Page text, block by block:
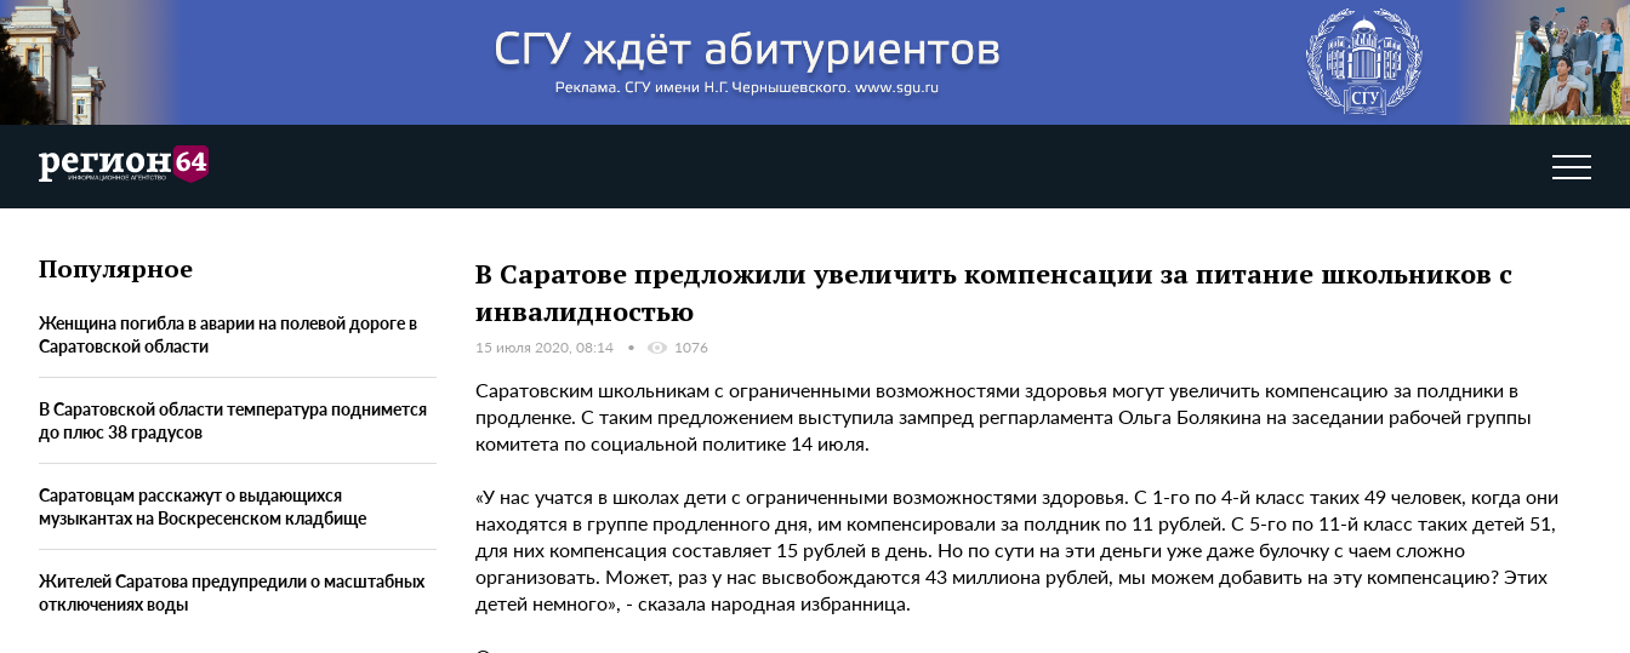
Популярное
Женщина погибла в аварии на полевой дороге в
Саратовской области
В Саратовской области температура поднимется
до плюс 38 градусов
Саратовцам расскажут о выдающихся
музыкантах на Воскресенском кладбище
Жителей Саратова предупредили о масштабных
отключениях воды
В Саратове предложили увеличить компенсации за питание школьников с
инвалидностью
15 июля 2020, 08:14 1076
Саратовским школьникам с ограниченными возможностями здоровья могут увеличить компенсацию за полдники в
продленке. С таким предложением выступила зампред регпарламента Ольга Болякина на заседании рабочей группы
комитета по социальной политике 14 июля.
«У нас учатся в школах дети с ограниченными возможностями здоровья. С 1-го по 4-й класс таких 49 человек, когда они
находятся в группе продленного дня, им компенсировали за полдник по 11 рублей. С 5-го по 11-й класс таких детей 51,
для них компенсация составляет 15 рублей в день. Но по сути на эти деньги уже даже булочку с чаем сложно
организовать. Может, раз у нас высвобождаются 43 миллиона рублей, мы можем добавить на эту компенсацию? Этих
детей немного», - сказала народная избранница.